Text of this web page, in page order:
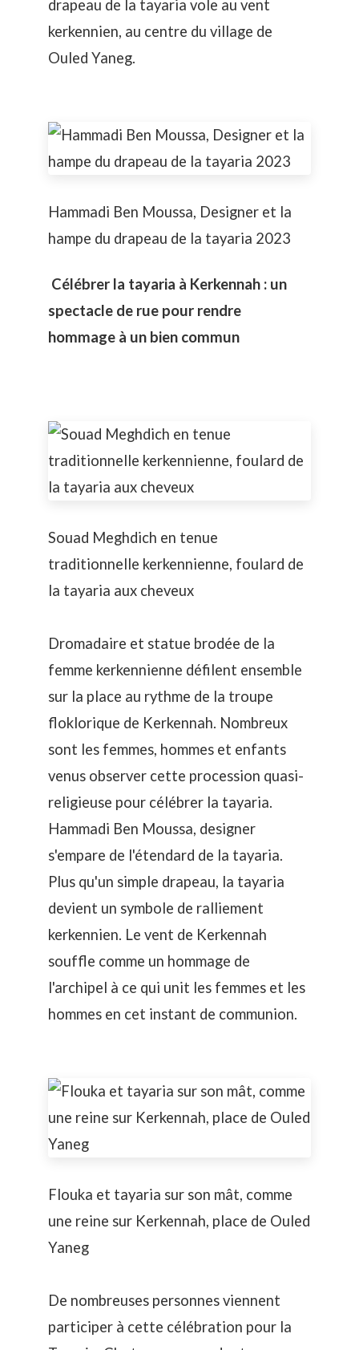
drapeau de la tayaria vole au vent
kerkennien, au centre du village de
Ouled Yaneg.
Hammadi Ben Moussa, Designer et la
hampe du drapeau de la tayaria 2023
Célébrer la tayaria à Kerkennah : un
spectacle de rue pour rendre
hommage à un bien commun
Souad Meghdich en tenue
traditionnelle kerkennienne, foulard de
la tayaria aux cheveux
Dromadaire et statue brodée de la
femme kerkennienne défilent ensemble
sur la place au rythme de la troupe
floklorique de Kerkennah. Nombreux
sont les femmes, hommes et enfants
venus observer cette procession quasi-
religieuse pour célébrer la tayaria.
Hammadi Ben Moussa, designer
s'empare de l'étendard de la tayaria.
Plus qu'un simple drapeau, la tayaria
devient un symbole de ralliement
kerkennien. Le vent de Kerkennah
souffle comme un hommage de
l'archipel à ce qui unit les femmes et les
hommes en cet instant de communion.
Flouka et tayaria sur son mât, comme
une reine sur Kerkennah, place de Ouled
Yaneg
De nombreuses personnes viennent
participer à cette célébration pour la